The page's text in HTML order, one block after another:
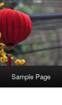
Sample Page